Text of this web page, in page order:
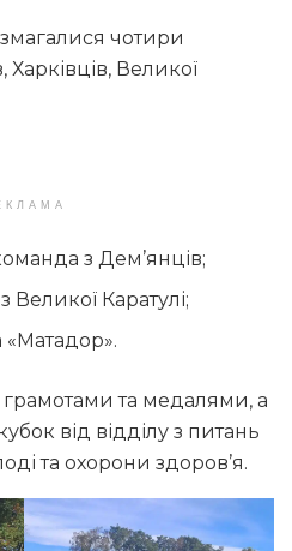
чотири
Великої
з Дем’янців;
Великої Каратулі;
«Матадор».
та медалями, а
від відділу з питань
та охорони здоров’я.